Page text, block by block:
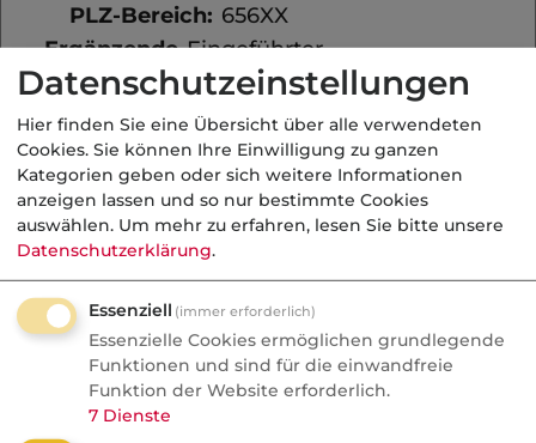
PLZ-Bereich: 656XX
Ergänzende
Hinweise:
Eingeführter
Schornsteinfegermeister mit
eigenem Kehrbezirk sucht
Alternative zum bestehenden
Versicherungsschutz.
Ansprechpartner ist der
Vater.
Am besten Werktags zu normalen
Geschäftszeiten
56,00 €
Datenschutzeinstellungen
Hier finden Sie eine Übersicht über alle verwendeten
Cookies. Sie können Ihre Einwilligung zu ganzen
Kategorien geben oder sich weitere Informationen
anzeigen lassen und so nur bestimmte Cookies
auswählen. Um mehr zu erfahren, lesen Sie bitte unsere
Datenschutzerklärung.
Essenziell (immer erforderlich)
Essenzielle Cookies ermöglichen grundlegende
Funktionen und sind für die einwandfreie
Funktion der Website erforderlich.
7 Dienste